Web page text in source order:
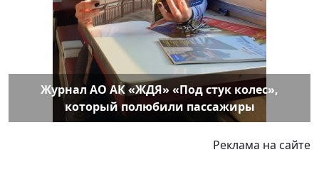
Журнал АО АК «ЖДЯ» «Под стук колес»,
который полюбили пассажиры
Реклама на сайте